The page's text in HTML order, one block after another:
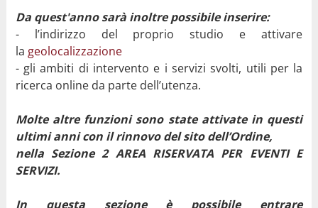
Da quest'anno sarà inoltre possibile inserire:
- l’indirizzo del proprio studio e attivare
la geolocalizzazione
- gli ambiti di intervento e i servizi svolti, utili per la
ricerca online da parte dell’utenza.
Molte altre funzioni sono state attivate in questi
ultimi anni con il rinnovo del sito dell’Ordine,
nella Sezione 2 AREA RISERVATA PER EVENTI E
SERVIZI.
In questa sezione è possibile entrare